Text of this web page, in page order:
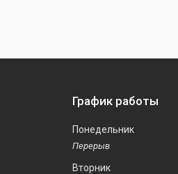
График работы
Понедельник
Вторник